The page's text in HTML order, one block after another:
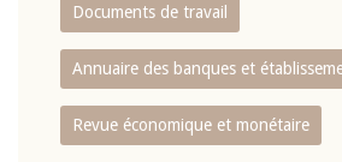
Documents de travail
Annuaire des banques et
Revue économique et monétaire